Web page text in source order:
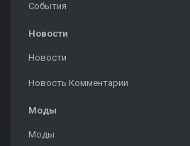
События
Новости
Новости
Новость Комментарии
Моды
Моды